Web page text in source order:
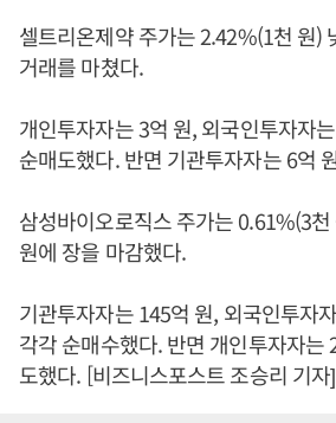
셀트리온제약 주가는 2.42%(1천 원)
거래를 마쳤다.
개인투자자는 3억 원, 외국인투자자
순매도했다. 반면 기관투자자는 6억
삼성바이오로직스 주가는 0.61%(3
원에 장을 마감했다.
기관투자자는 145억 원, 외국인투자
각각 순매수했다. 반면 개인투자자는
도했다. [비즈니스포스트 조승리 기자]